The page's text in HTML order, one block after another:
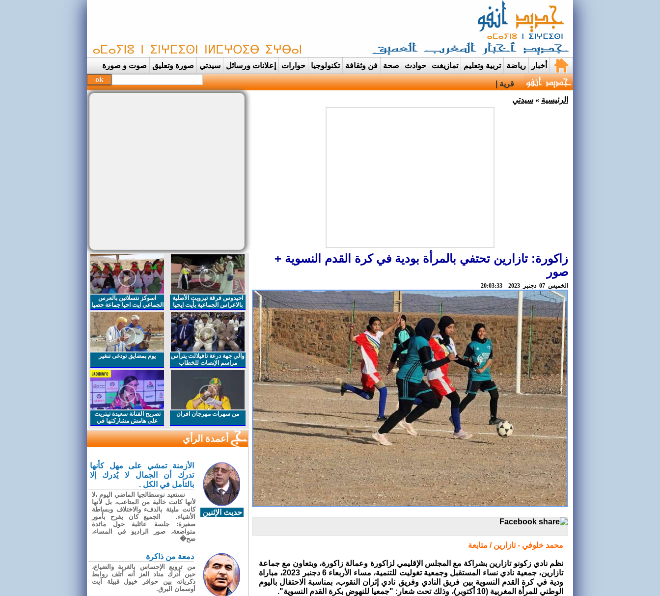
أخبار رياضة تربية وتعليم تمازيغت حوادث صحة فن وثقافة تكنولوجيا حوارات إعلانات ورسائل سيدتي صورة وتعليق صوت و صورة
قرية إيمي نواسيف بتارودانت تتحول الى عرس ايماني مهيب احتفاء بح |
الرئيسية » سيدتي
زاكورة: تازارين تحتفي بالمرأة بودية في كرة القدم النسوية +
صور
الخميس 07 دجنبر 2023 20:03:33
محمد خلوفي - تازارين / متابعة
نظم نادي زكونو تازارين بشراكة مع المجلس الإقليمي لزاكورة وعمالة زاكورة، وبتعاون مع جماعة
تازارين، جمعية نادي نساء المستقبل وجمعية تغوليت للتنمية، مساء الأربعاء 6 دجنبر 2023، مباراة
ودية في كرة القدم النسوية بين فريق النادي وفريق نادي إثران النقوب، بمناسبة الاحتفال باليوم
الوطني للمرأة المغربية (10 أكتوبر)، وذلك تحت شعار: "جمعيا للنهوض بكرة القدم النسوية".
احيدوس فرقة تيزويت الأصلية
بالاعراس الجماعية بأيت ايحيا
اسوكز نتسلاتين بالعرس
الجماعي ايت احيا جماعة حصيا
والي جهة درعة تافيلالت يترأس
مراسم الإنصات للخطاب
الملكي السامي بمناسبة
يوم بمضايق تودغى تنغير
من سهرات مهرجان افران
تصريح الفنانة سعيدة تيتريت
على هامش مشاركتها في
مهرجان افران
أعمدة الرأي
حديث الإثنين
الأزمنة تمشي على مهل كأنها
تدرك أن الجمال لا يُدرك إلا
بالتأمل في الكل .
نستعيد نوسطالجيا الماضي اليوم ،لا
لأنها كانت خالية من المتاعب، بل لأنها
كانت مليئة بالدفء والاختلاف وبساطة
الأشياء. الجميع كان يفرح بأمور
صغيرة: جلسة عائلية حول مائدة
متواضعة، صور الراديو في المساء،
ضح�
دمعة من ذاكرة
من ترويع الإحساس بالغربة والضياع،
حين أدرك مناد العز أنه أتلف روابط
ذكرياته بين حوافر خيول قبيلة آيت
أوسمان البرق.